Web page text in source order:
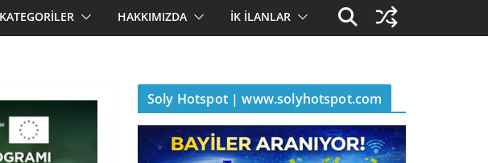
KATEGORILER HAKKIMIZDA İK İLANLAR
Soly Hotspot | www.solyhotspot.com